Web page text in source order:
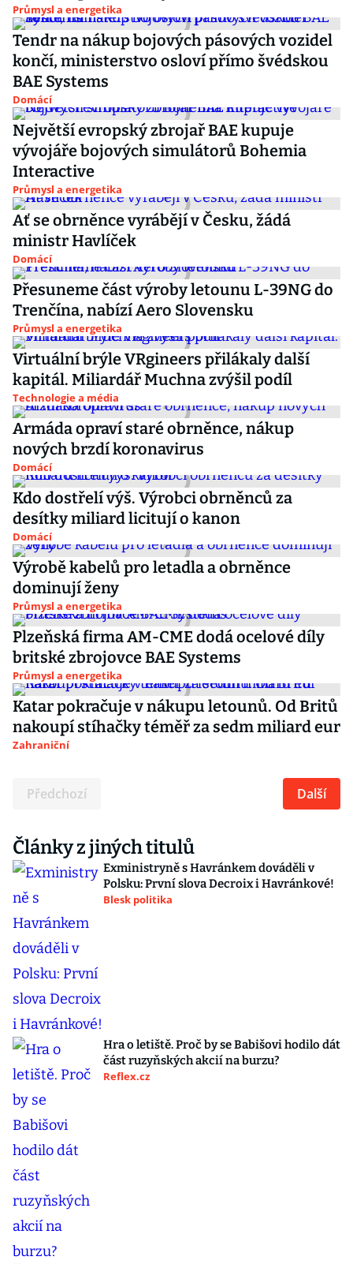
Průmysl a energetika
Tendr na nákup bojových pásových vozidel
končí, ministerstvo osloví přímo švédskou
BAE Systems
Domácí
Největší evropský zbrojař BAE kupuje
vývojáře bojových simulátorů Bohemia
Interactive
Průmysl a energetika
Ať se obrněnce vyrábějí v Česku, žádá
ministr Havlíček
Domácí
Přesuneme část výroby letounu L-39NG do
Trenčína, nabízí Aero Slovensku
Průmysl a energetika
Virtuální brýle VRgineers přilákaly další
kapitál. Miliardář Muchna zvýšil podíl
Technologie a média
Armáda opraví staré obrněnce, nákup
nových brzdí koronavirus
Domácí
Kdo dostřelí výš. Výrobci obrněnců za
desítky miliard licitují o kanon
Domácí
Výrobě kabelů pro letadla a obrněnce
dominují ženy
Průmysl a energetika
Plzeňská firma AM-CME dodá ocelové díly
britské zbrojovce BAE Systems
Průmysl a energetika
Katar pokračuje v nákupu letounů. Od Britů
nakoupí stíhačky téměř za sedm miliard eur
Zahraniční
Předchozí Další
Články z jiných titulů
Exministryně s Havránkem dováděli v
Polsku: První slova Decroix i Havránkové!
Blesk politika
Hra o letiště. Proč by se Babišovi hodilo dát
část ruzyňských akcií na burzu?
Reflex.cz